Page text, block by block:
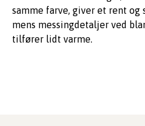
samme farve, giver et rent og
mens messingdetaljer ved
tilfører lidt varme.